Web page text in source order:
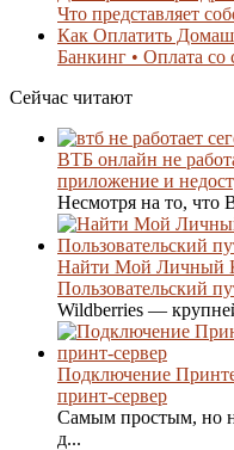
Что представляет
Как Оплатить
Банкинг • Оплата со
Сейчас читают
ВТБ онлайн не
приложение и
Несмотря на то, что
Найти Мой Личный
Пользовательский
Wildberries —
Подключение
принт-сервер
Самым простым, но
д...